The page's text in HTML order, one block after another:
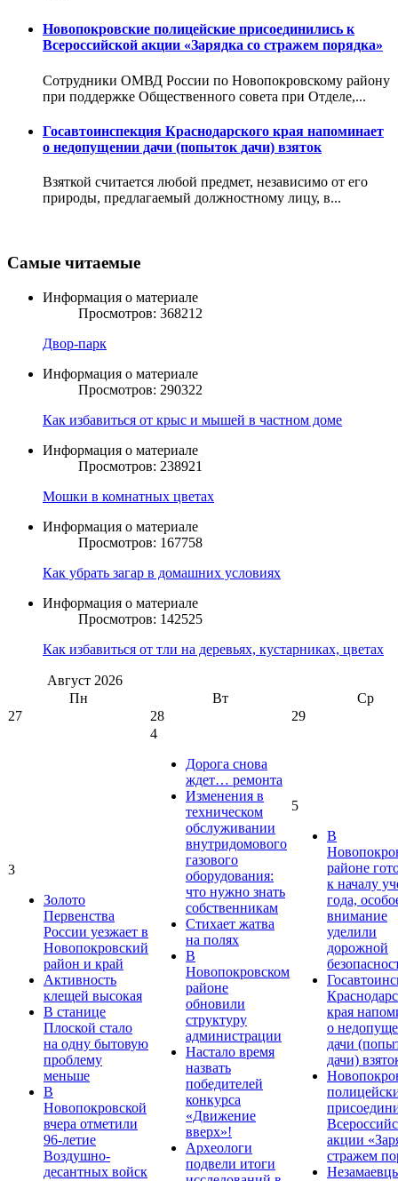
Новопокровские полицейские присоединились к
Всероссийской акции «Зарядка со стражем порядка»
Сотрудники ОМВД России по Новопокровскому району
при поддержке Общественного совета при Отделе,...
Госавтоинспекция Краснодарского края напоминает
о недопущении дачи (попыток дачи) взяток
Взяткой считается любой предмет, независимо от его
природы, предлагаемый должностному лицу, в...
Самые читаемые
Информация о материале
Просмотров: 368212
Двор-парк
Информация о материале
Просмотров: 290322
Как избавиться от крыс и мышей в частном доме
Информация о материале
Просмотров: 238921
Мошки в комнатных цветах
Информация о материале
Просмотров: 167758
Как убрать загар в домашних условиях
Информация о материале
Просмотров: 142525
Как избавиться от тли на деревьях, кустарниках, цветах
Август 2026
Пн
Вт
Ср
27
28 29
3
Золото
Первенства
России уезжает в
Новопокровский
район и край
Активность
клещей высокая
В станице
Плоской стало
на одну бытовую
проблему
меньше
В
Новопокровской
вчера отметили
96-летие
Воздушно-
десантных войск
4
Дорога снова
ждет… ремонта
Изменения в
техническом
обслуживании
внутридомового
газового
оборудования:
что нужно знать
собственникам
Стихает жатва
на полях
В
Новопокровском
районе
обновили
структуру
администрации
Настало время
назвать
победителей
конкурса
«Движение
вверх»!
Археологи
подвели итоги
5
В
районе
к началу
года,
внимание
уделили
дорожной
края
о
дачи
дачи)
акции
стражем